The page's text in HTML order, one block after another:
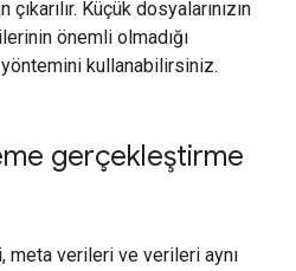
çıkarılır. Küçük dosyalarınızın
önemli olmadığı
kullanabilirsiniz.
gerçekleştirme
meta verileri ve verileri aynı